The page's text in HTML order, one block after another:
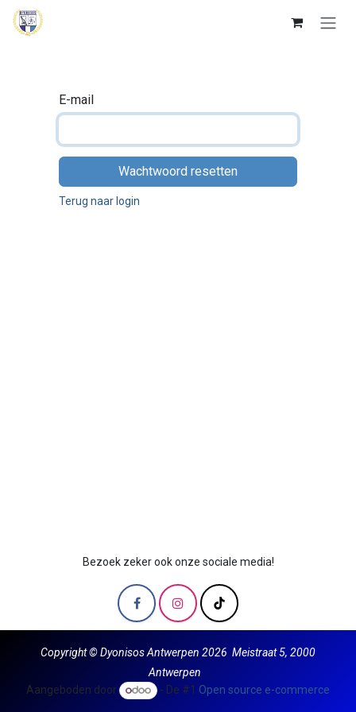
Overslaan naar inhoud
E-mail
Wachtwoord resetten
Terug naar login
Bezoek zeker ook onze sociale media!
Copyright © Dyonisos Antwerpen 2026 Meistraat 5, 2000
Antwerpen
Aangeboden door
- De #1 Open source e-commerce